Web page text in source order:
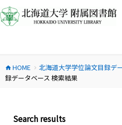
ン
テ
ス
キ
home HOME chevron_right 北海道大学学位論文目録デ
録データベース 検索結果
Search results